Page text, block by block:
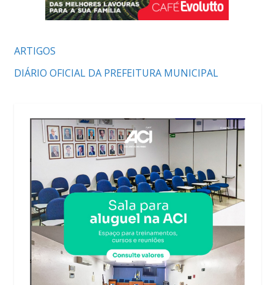
ARTIGOS
DIÁRIO OFICIAL DA PREFEITURA MUNICIPAL